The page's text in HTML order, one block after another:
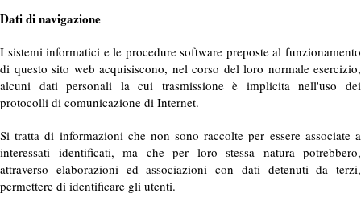
Dati di navigazione
I sistemi informatici e le procedure software preposte al funzionamento
di questo sito web acquisiscono, nel corso del loro normale esercizio,
alcuni dati personali la cui trasmissione è implicita nell'uso dei
protocolli di comunicazione di Internet.
Si tratta di informazioni che non sono raccolte per essere associate a
interessati identificati, ma che per loro stessa natura potrebbero,
attraverso elaborazioni ed associazioni con dati detenuti da terzi,
permettere di identificare gli utenti.